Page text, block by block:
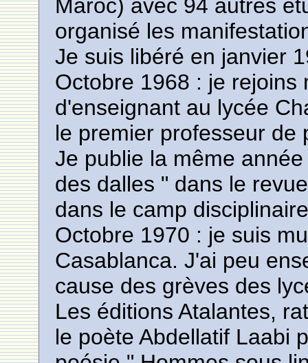
Maroc) avec 94 autres
organisé les
Je suis libéré en janvier
Octobre 1968 : je rejoins
d'enseignant au lycée
le premier professeur de
Je publie la même
des dalles " dans le
dans le camp
Octobre 1970 : je suis
Casablanca. J'ai peu
cause des grèves des
Les éditions Atalantes,
le poète Abdellatif Laabi